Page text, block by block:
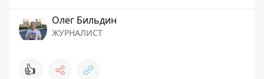
Олег Бильдин
ЖУРНАЛИСТ
👍